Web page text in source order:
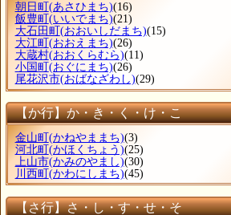
朝日町 (あさひまち)(16)
飯豊町 (いいでまち)(21)
大石田町 (おおいしだまち)(15)
大江町 (おおえまち)(26)
大蔵村(おおくらむら)(11)
小国町 (おぐにまち)(26)
尾花沢市(おばなざわし)(29)
【か行】か・き・く・け・こ
金山町 (かねやままち)(3)
河北町 (かほくちょう)(25)
上山市(かみのやまし)(30)
川西町 (かわにしまち)(45)
【さ行】さ・し・す・せ・そ